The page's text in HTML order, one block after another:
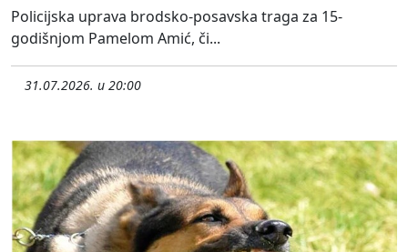
Policijska uprava brodsko-posavska traga za 15-
godišnjom Pamelom Amić, či...
31.07.2026. u 20:00